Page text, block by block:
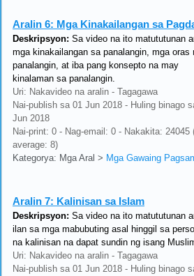
Aralin 6: Mga Kinakailangan sa
Deskripsyon: Sa video na ito matututunan
mga kinakailangan sa panalangin, mga oras
panalangin, at iba pang konsepto na may
kinalaman sa panalangin.
Uri: Nakavideo na aralin - Tagagawa
Nai-publish sa 01 Jun 2018 - Huling binago
Jun 2018
Nai-print: 0 - Nag-email: 0 - Nakakita: 24045
average: 8)
Kategorya: Mga Aral > Mga Gawaing
Aralin 7: Kalinisan sa Islam
Deskripsyon: Sa video na ito matututunan
ilan sa mga mabubuting asal hinggil sa
na kalinisan na dapat sundin ng isang
Uri: Nakavideo na aralin - Tagagawa
Nai-publish sa 01 Jun 2018 - Huling binago